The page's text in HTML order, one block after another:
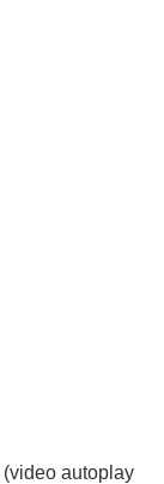
(video autoplay